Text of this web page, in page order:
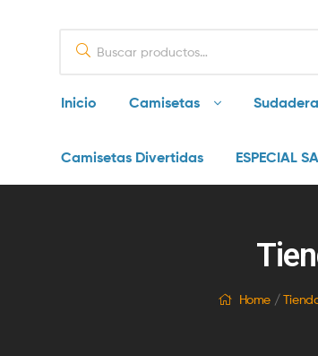
Inicio Camisetas
Camisetas Divertidas ESPECIAL
Home/